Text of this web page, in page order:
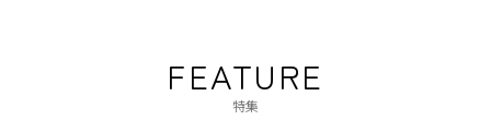
FEATURE
特集